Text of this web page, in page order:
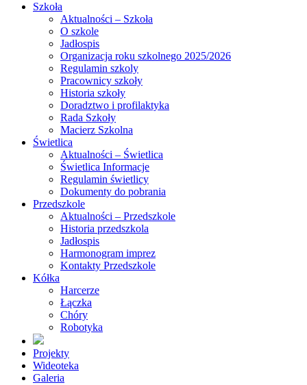
Szkoła
Aktualności – Szkoła
O szkole
Jadłospis
Organizacja roku szkolnego 2025/2026
Regulamin szkoly
Pracownicy szkoły
Historia szkoły
Doradztwo i profilaktyka
Rada Szkoły
Macierz Szkolna
Świetlica
Aktualności – Świetlica
Świetlica Informacje
Regulamin świetlicy
Dokumenty do pobrania
Przedszkole
Aktualności – Przedszkole
Historia przedszkola
Jadłospis
Harmonogram imprez
Kontakty Przedszkole
Kółka
Harcerze
Łączka
Chóry
Robotyka
Projekty
Wideoteka
Galeria